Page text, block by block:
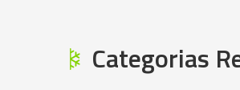
Categorias